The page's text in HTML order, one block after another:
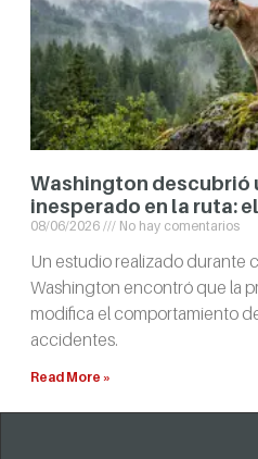
Washington descubrió
inesperado en la ruta:
08/06/2026 No hay comentarios
Un estudio realizado durante
Washington encontró que la
modifica el comportamiento
accidentes.
Read More »